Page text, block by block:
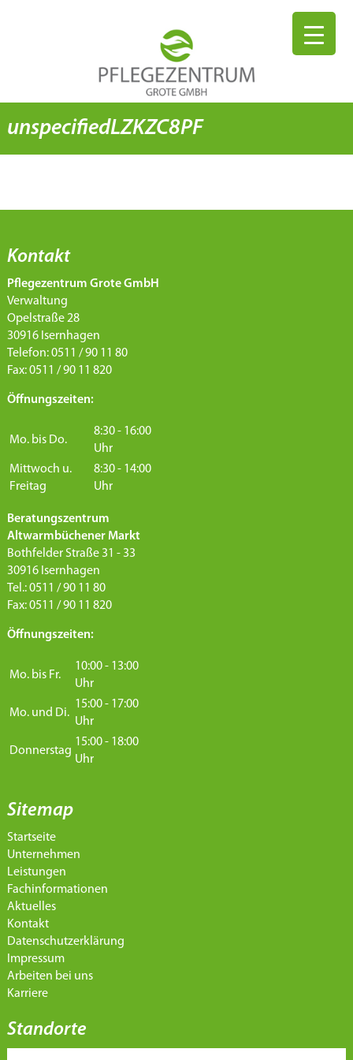
unspecifiedLZKZC8PF
Kontakt
Pflegezentrum Grote GmbH
Verwaltung
Opelstraße 28
30916 Isernhagen
Telefon: 0511 / 90 11 80
Fax: 0511 / 90 11 820
Öffnungszeiten:
Mo. bis Do.
8:30 - 16:00
Uhr
Mittwoch u.
Freitag
8:30 - 14:00
Uhr
Beratungszentrum
Altwarmbüchener Markt
Bothfelder Straße 31 - 33
30916 Isernhagen
Tel.: 0511 / 90 11 80
Fax: 0511 / 90 11 820
Öffnungszeiten:
Mo. bis Fr.
10:00 - 13:00
Uhr
Mo. und Di.
15:00 - 17:00
Uhr
Donnerstag
15:00 - 18:00
Uhr
Sitemap
Startseite
Unternehmen
Leistungen
Fachinformationen
Aktuelles
Kontakt
Datenschutzerklärung
Impressum
Arbeiten bei uns
Karriere
Standorte